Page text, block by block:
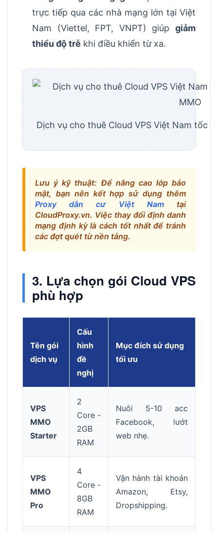
trực tiếp qua các nhà mạng lớn tại Việt
Nam (Viettel, FPT, VNPT) giúp giảm
thiểu độ trễ khi điều khiển từ xa.
Dịch vụ cho thuê Cloud VPS Việt Nam tốc
Lưu ý kỹ thuật: Để nâng cao lớp bảo
mật, bạn nên kết hợp sử dụng thêm
Proxy dân cư Việt Namtại
CloudProxy.vn. Việc thay đổi định danh
mạng định kỳ là cách tốt nhất để tránh
các đợt quét từ nền tảng.
3. Lựa chọn gói Cloud VPS
phù hợp
Tên gói
dịch vụ
Cấu
hình
đề
nghị
Mục đích sử dụng
tối ưu
VPS
MMO
Starter
2
Core -
2GB
RAM
Nuôi 5-10 acc
Facebook, lướt
web nhẹ.
VPS
MMO
Pro
4
Core -
8GB
RAM
Vận hành tài khoản
Amazon, Etsy,
Dropshipping.